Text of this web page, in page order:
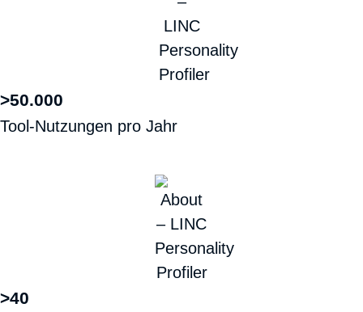
>50.000
Tool-Nutzungen pro Jahr
>40